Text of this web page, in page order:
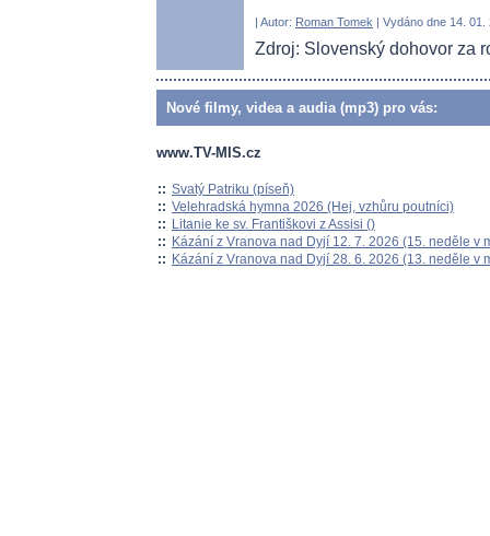
| Autor: Roman Tomek | Vydáno dne 14.
Zdroj: Slovenský dohovor za
Nové filmy, videa a audia (mp3) pro vás:
www.TV-MIS.cz
:: Svatý Patriku (píseň)
:: Velehradská hymna 2026 (Hej, vzhůru poutníci)
:: Litanie ke sv. Františkovi z Assisi ()
:: Kázání z Vranova nad Dyjí 12. 7. 2026 (15. neděle v
:: Kázání z Vranova nad Dyjí 28. 6. 2026 (13. neděle v